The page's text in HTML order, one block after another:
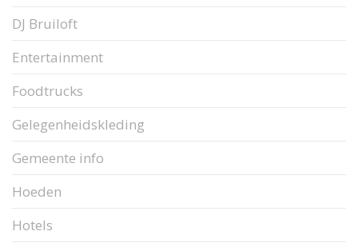
DJ Bruiloft
Entertainment
Foodtrucks
Gelegenheidskleding
Gemeente info
Hoeden
Hotels